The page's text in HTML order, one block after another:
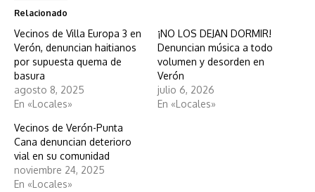
Relacionado
Vecinos de Villa Europa 3 en
Verón, denuncian haitianos
por supuesta quema de
basura
agosto 8, 2025
En «Locales»
¡NO LOS DEJAN DORMIR!
Denuncian música a todo
volumen y desorden en
Verón
julio 6, 2026
En «Locales»
Vecinos de Verón-Punta
Cana denuncian deterioro
vial en su comunidad
noviembre 24, 2025
En «Locales»